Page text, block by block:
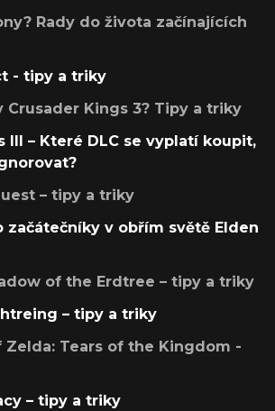
Rady do života začínajících
- tipy a triky
Crusader Kings 3? Tipy a triky
III – Které DLC se vyplatí koupit,
– tipy a triky
začátečníky v obřím světě Elden
of the Erdtree – tipy a triky
– tipy a triky
Zelda: Tears of the Kingdom -
– tipy a triky